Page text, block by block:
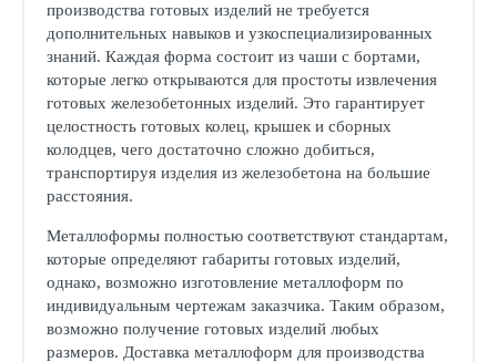
производства готовых изделий не требуется
дополнительных навыков и узкоспециализированных
знаний. Каждая форма состоит из чаши с бортами,
которые легко открываются для простоты извлечения
готовых железобетонных изделий. Это гарантирует
целостность готовых колец, крышек и сборных
колодцев, чего достаточно сложно добиться,
транспортируя изделия из железобетона на большие
расстояния.
Металлоформы полностью соответствуют стандартам,
которые определяют габариты готовых изделий,
однако, возможно изготовление металлоформ по
индивидуальным чертежам заказчика. Таким образом,
возможно получение готовых изделий любых
размеров. Доставка металлоформ для производства